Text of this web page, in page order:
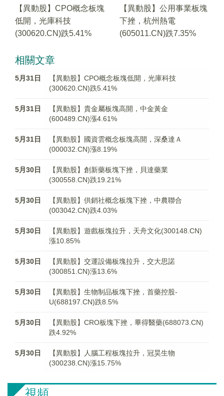
【異動股】CPO概念板塊
低開，光庫科技
(300620.CN)跌5.41%
【異動股】公用事業板塊
下挫，杭州熱電
(605011.CN)跌7.35%
相關文章
5月31日
【異動股】CPO概念板塊低開，光庫科技
(300620.CN)跌5.41%
5月31日
【異動股】貴金屬板塊高開，中金黃金
(600489.CN)漲4.61%
5月31日
【異動股】國資雲概念板塊高開，深桑達Ａ
(000032.CN)漲8.19%
5月30日
【異動股】創新藥板塊下挫，貝達藥業
(300558.CN)跌19.21%
5月30日
【異動股】供銷社概念板塊下挫，中農聯合
(003042.CN)跌4.03%
5月30日
【異動股】遊戲板塊拉升，天舟文化(300148.CN)
漲10.85%
5月30日
【異動股】交運設備板塊拉升，交大思諾
(300851.CN)漲13.6%
5月30日
【異動股】生物制品板塊下挫，首藥控股-
U(688197.CN)跌8.5%
5月30日
【異動股】CRO板塊下挫，畢得醫藥(688073.CN)
跌4.92%
5月30日
【異動股】人腦工程板塊拉升，冠昊生物
(300238.CN)漲15.75%
視頻